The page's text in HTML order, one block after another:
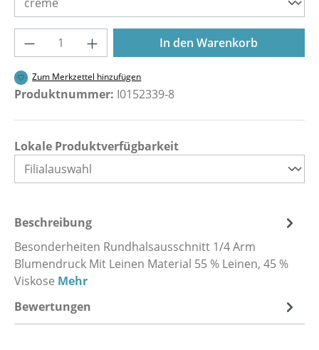
Produkt Anzahl: Gib den gewünschten
In den Warenkorb
Zum Merkzettel hinzufügen
Produktnummer: I0152339-8
Lokale Produktverfügbarkeit
Beschreibung
Besonderheiten Rundhalsausschnitt 1/4 Arm
Blumendruck Mit Leinen Material 55 % Leinen, 45 %
Viskose Mehr
Bewertungen